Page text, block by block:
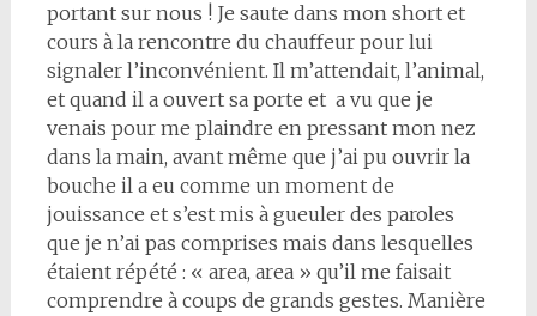
portant sur nous ! Je saute dans mon short et
cours à la rencontre du chauffeur pour lui
signaler l’inconvénient. Il m’attendait, l’animal,
et quand il a ouvert sa porte et a vu que je
venais pour me plaindre en pressant mon nez
dans la main, avant même que j’ai pu ouvrir la
bouche il a eu comme un moment de
jouissance et s’est mis à gueuler des paroles
que je n’ai pas comprises mais dans lesquelles
étaient répété : « area, area » qu’il me faisait
comprendre à coups de grands gestes. Manière